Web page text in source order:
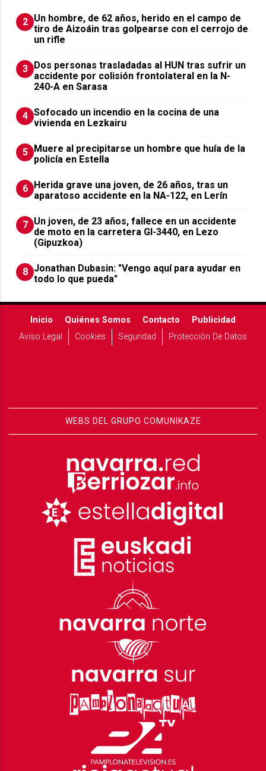
2 Un hombre, de 62 años, herido en el campo de
tiro de Aizoáin tras golpearse con el cerrojo de
un rifle
3 ​Dos personas trasladadas al HUN tras sufrir un
accidente por colisión frontolateral en la N-
240-A en Sarasa
4 Sofocado un incendio en la cocina de una
vivienda en Lezkairu
5 Muere al precipitarse un hombre que huía de la
policía en Estella
6 Herida grave una joven, de 26 años, tras un
aparatoso accidente en la NA-122, en Lerín
7 Un joven, de 23 años, fallece en un accidente
de moto en la carretera GI-3440, en Lezo
(Gipuzkoa)
8 Jonathan Dubasin: "Vengo aquí para ayudar en
todo lo que pueda"
Inicio Quiénes Somos Contacto
Publicidad
Aviso Legal
Cookies Seguridad Protección De Datos
WEBS DEL GRUPO COMUNIKAZE